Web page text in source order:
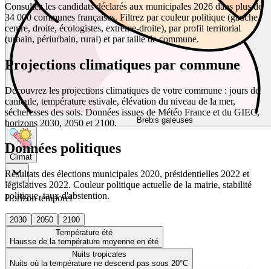
Brebis galeuses
Climat
Horizon temporel
2030 2050
2100
Température été
Hausse de la température moyenne en été
Nuits tropicales
Nuits où la température ne descend pas sous 20°C
Consultez les candidats déclarés aux municipales 2026 dans plus de
34 000 communes françaises. Filtrez par couleur politique (gauche,
centre, droite, écologistes, extrême-droite), par profil territorial
(urbain, périurbain, rural) et par taille de commune.
Projections climatiques par commune
Découvrez les projections climatiques de votre commune : jours de
canicule, température estivale, élévation du niveau de la mer,
sécheresses des sols. Données issues de Météo France et du GIEC,
horizons 2030, 2050 et 2100.
Données politiques
Résultats des élections municipales 2020, présidentielles 2022 et
législatives 2022. Couleur politique actuelle de la mairie, stabilité
politique, taux d'abstention.